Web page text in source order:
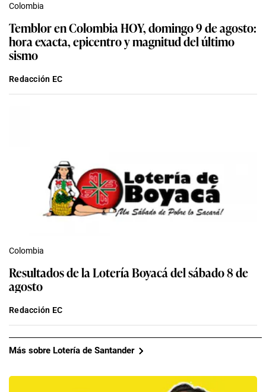
Colombia
Temblor en Colombia HOY, domingo 9 de agosto:
hora exacta, epicentro y magnitud del último
sismo
Redacción EC
Colombia
Resultados de la Lotería Boyacá del sábado 8 de
agosto
Redacción EC
Más sobre Lotería de Santander